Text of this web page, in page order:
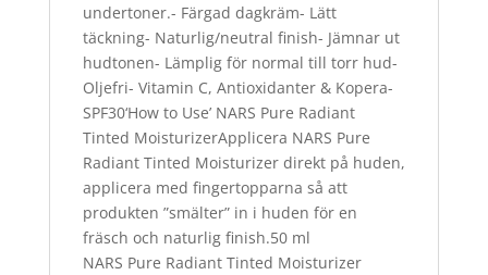
undertoner.- Färgad dagkräm- Lätt
täckning- Naturlig/neutral finish- Jämnar ut
hudtonen- Lämplig för normal till torr hud-
Oljefri- Vitamin C, Antioxidanter & Kopera-
SPF30‘How to Use’ NARS Pure Radiant
Tinted MoisturizerApplicera NARS Pure
Radiant Tinted Moisturizer direkt på huden,
applicera med fingertopparna så att
produkten ”smälter” in i huden för en
fräsch och naturlig finish.50 ml
NARS Pure Radiant Tinted Moisturizer